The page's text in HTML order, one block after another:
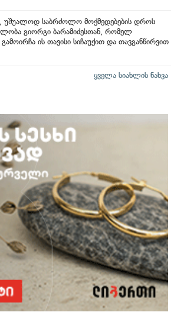
უშუალოდ საბრძოლო მოქმედებების დროს
გიორგი ბარამიძესთან, რომელ
ის თავისი სიჩაუქით და თავგანწირვით
ყველა სიახლის ნახვა